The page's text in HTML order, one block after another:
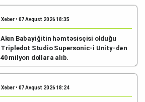
Xəbər • 07 Avqust 2026 18:35
Akın Babayiğitin həmtəsisçisi olduğu
Tripledot Studio Supersonic-i Unity-dən
40 milyon dollara alıb.
Xəbər • 07 Avqust 2026 18:24